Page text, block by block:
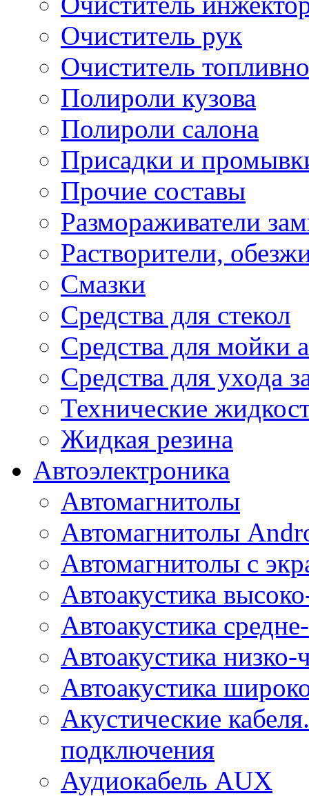
Очиститель рук
Очиститель
Полироли кузова
Полироли салона
Присадки и
Прочие составы
Размораживатели
Растворители,
Смазки
Средства для стекол
Средства для мойки
Средства для ухода
Технические
Жидкая резина
Автоэлектроника
Автомагнитолы
Автомагнитолы
Автомагнитолы с
Автоакустика
Автоакустика
Автоакустика низко-
Автоакустика
Акустические
подключения
Аудиокабель AUX